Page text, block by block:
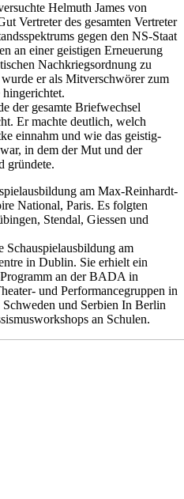
Helmuth James von
Vertreter des gesamten Vertreter
gegen den NS-Staat
an einer geistigen Erneuerung
Nachkriegsordnung zu
er als Mitverschwörer zum
der gesamte Briefwechsel
Er machte deutlich, welch
einnahm und wie das geistig-
in dem der Mut und der
gründete.
am Max-Reinhardt-
National, Paris. Es folgten
Stendal, Giessen und
Schauspielausbildung am
in Dublin. Sie erhielt ein
an derBADA in
und Performancegruppen in
und Serbien In Berlin
an Schulen.